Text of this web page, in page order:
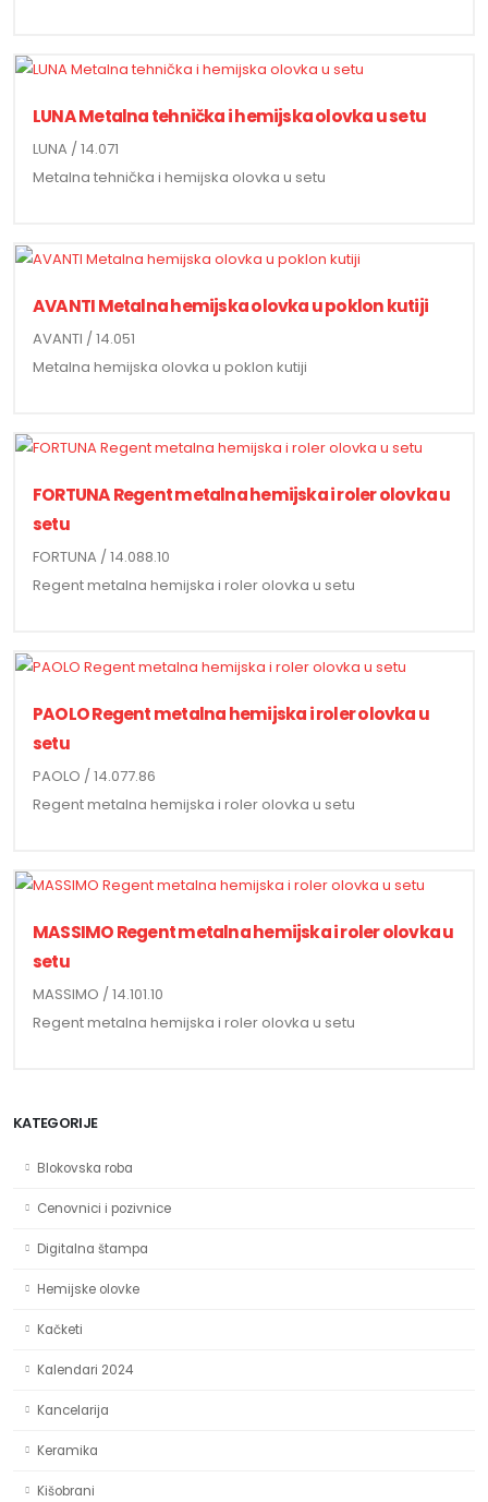
LUNA Metalna tehnička i hemijska olovka u setu
LUNA / 14.071
Metalna tehnička i hemijska olovka u setu
AVANTI Metalna hemijska olovka u poklon kutiji
AVANTI / 14.051
Metalna hemijska olovka u poklon kutiji
FORTUNA Regent metalna hemijska i roler olovka u
setu
FORTUNA / 14.088.10
Regent metalna hemijska i roler olovka u setu
PAOLO Regent metalna hemijska i roler olovka u
setu
PAOLO / 14.077.86
Regent metalna hemijska i roler olovka u setu
MASSIMO Regent metalna hemijska i roler olovka u
setu
MASSIMO / 14.101.10
Regent metalna hemijska i roler olovka u setu
KATEGORIJE
Blokovska roba
Cenovnici i pozivnice
Digitalna štampa
Hemijske olovke
Kačketi
Kalendari 2024
Kancelarija
Keramika
Kišobrani